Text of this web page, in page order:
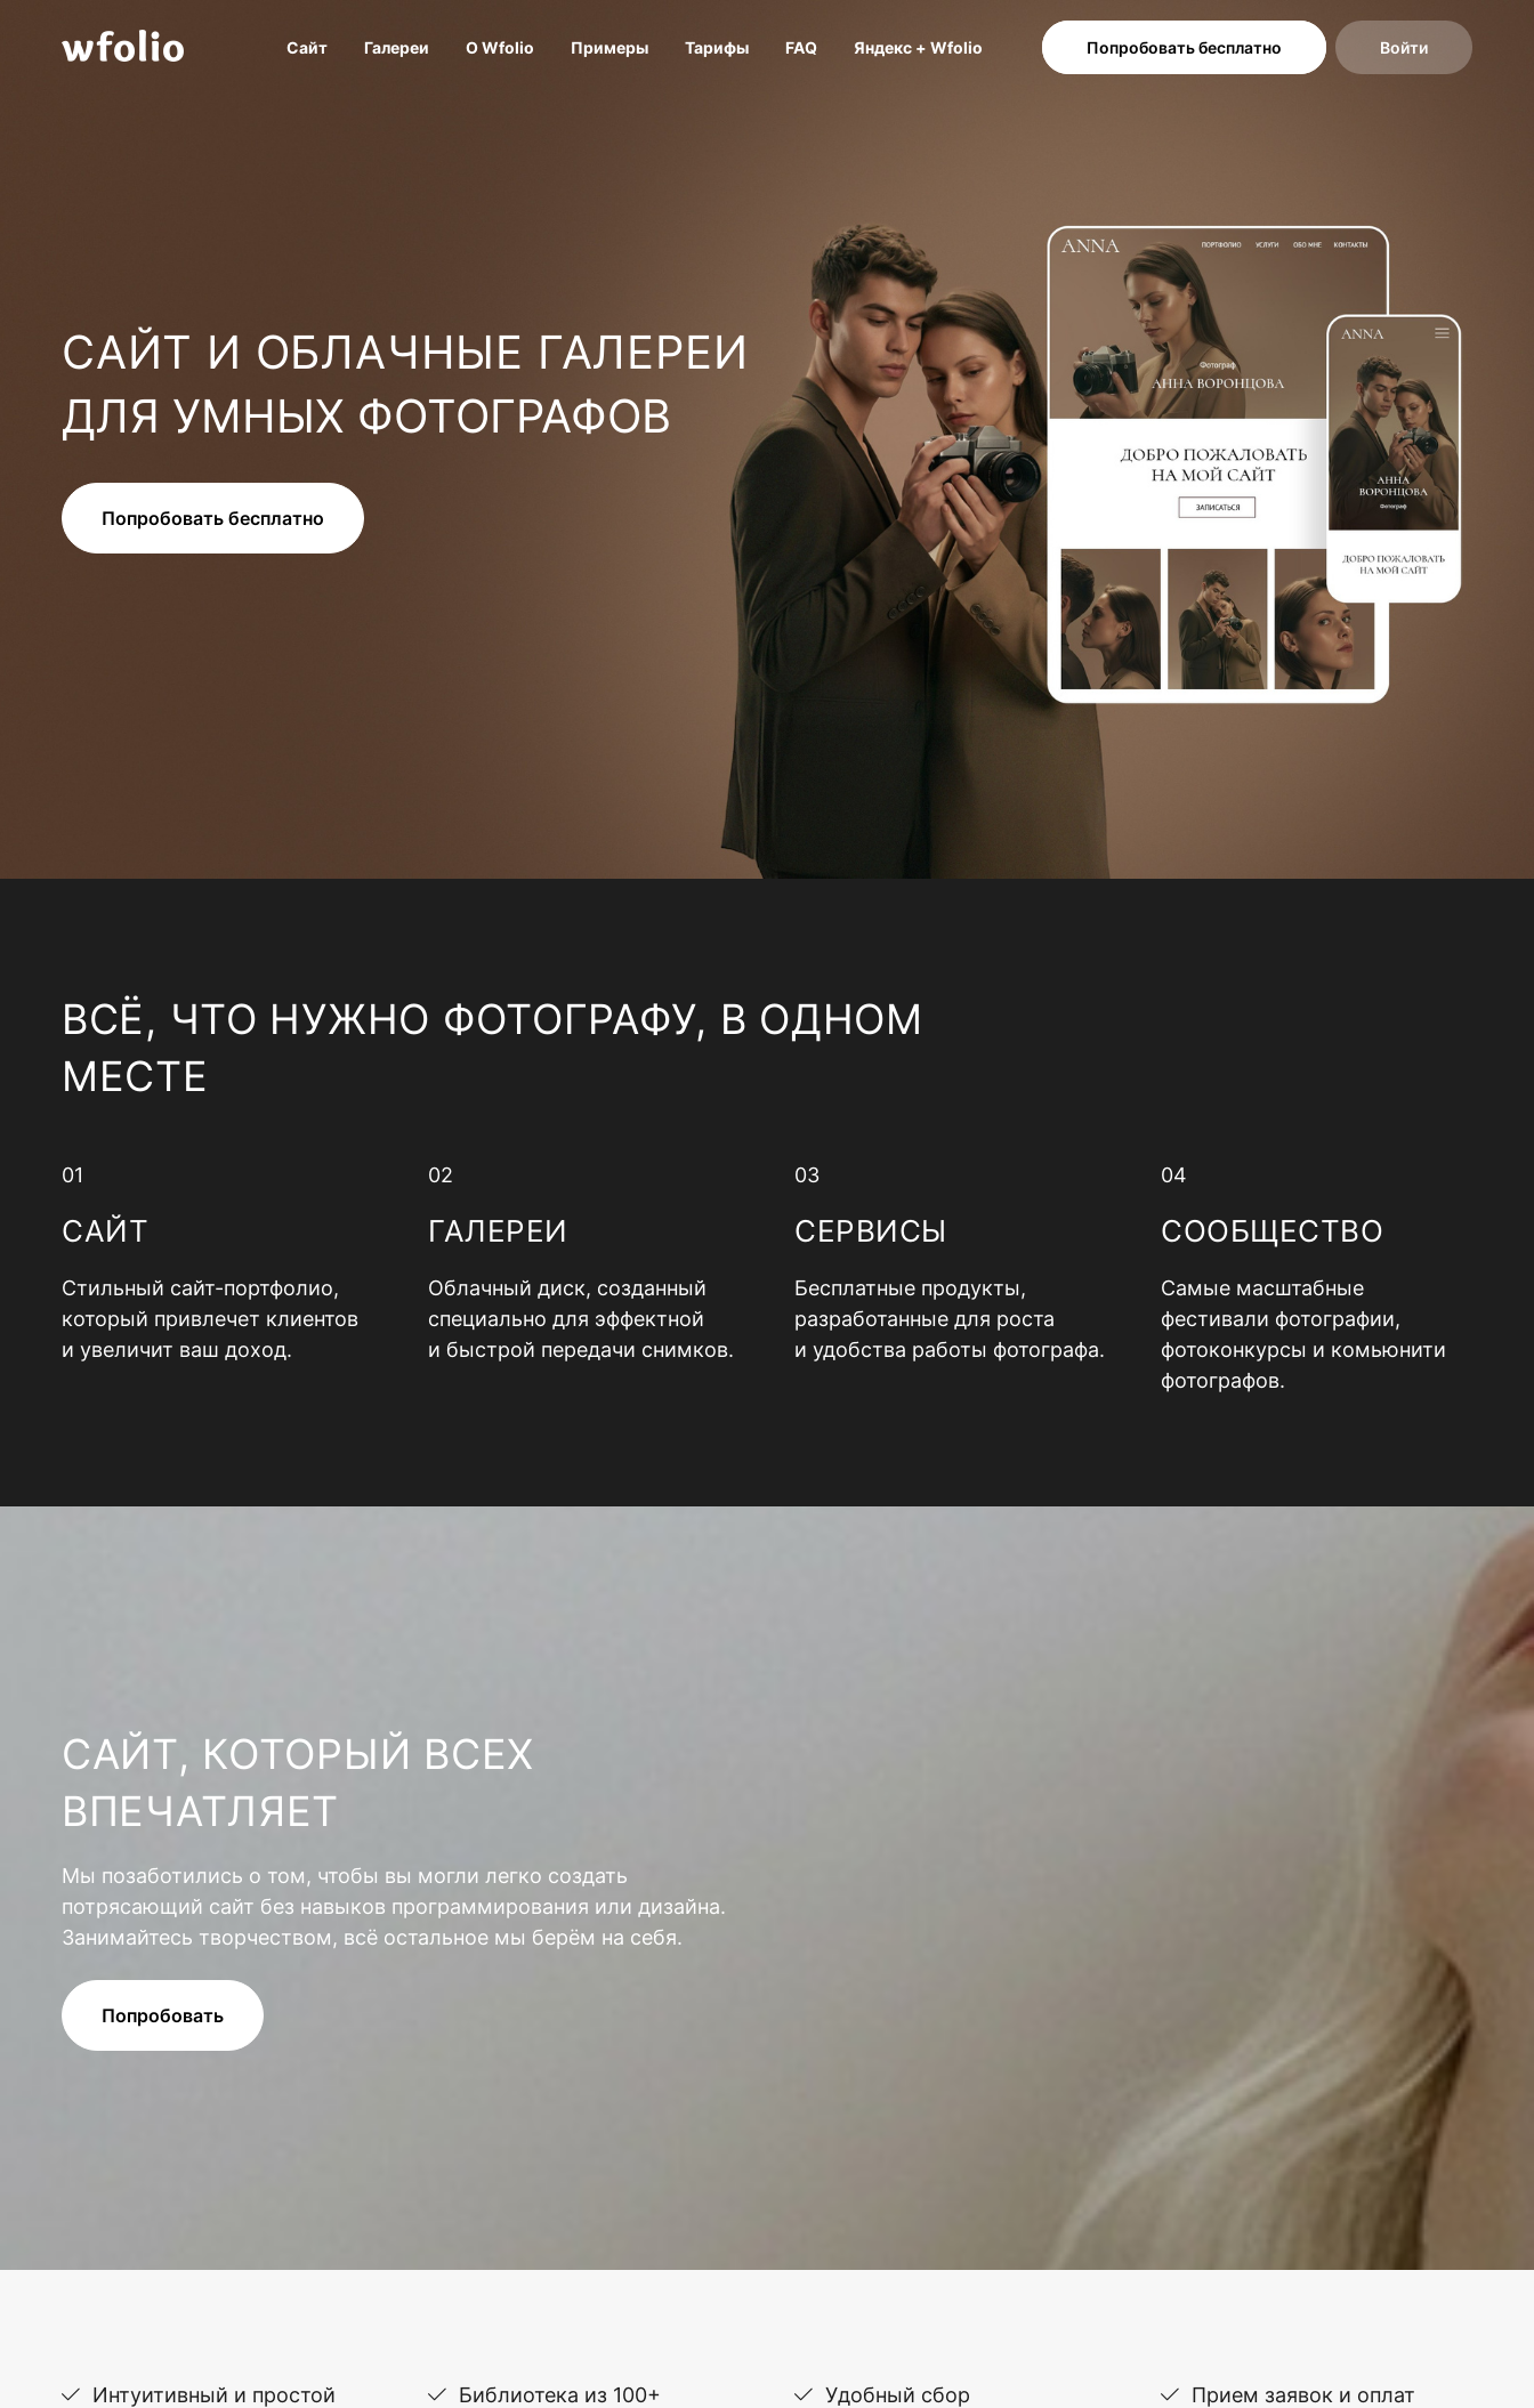
Сайт Галереи О Wfolio Примеры Тарифы FAQ Яндекс + Wfolio Попробовать бесплатно Войти
САЙТ И ОБЛАЧНЫЕ ГАЛЕРЕИ
ДЛЯ УМНЫХ ФОТОГРАФОВ
Попробовать бесплатно
ВСЁ, ЧТО НУЖНО ФОТОГРАФУ, В ОДНОМ
МЕСТЕ
01
САЙТ
Стильный сайт-портфолио,
который привлечет клиентов
и увеличит ваш доход.
02
ГАЛЕРЕИ
Облачный диск, созданный
специально для эффектной
и быстрой передачи снимков.
03
СЕРВИСЫ
Бесплатные продукты,
разработанные для роста
и удобства работы фотографа.
04
СООБЩЕСТВО
Самые масштабные
фестивали фотографии,
фотоконкурсы и комьюнити
фотографов.
САЙТ, КОТОРЫЙ ВСЕХ
ВПЕЧАТЛЯЕТ
Мы позаботились о том, чтобы вы могли легко создать
потрясающий сайт без навыков программирования или дизайна.
Занимайтесь творчеством, всё остальное мы берём на себя.
Попробовать
Интуитивный и простой
Библиотека из 100+
Удобный сбор
Прием заявок и оплат